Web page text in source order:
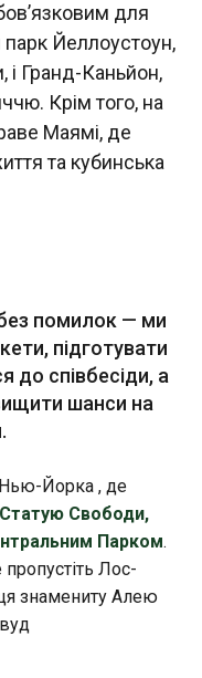
для
парк Йеллоустоун,
і Гранд-Каньйон,
Крім того, на
Маямі, де
та кубинська
помилок — ми
підготувати
до співбесіди, а
шанси на
Йорка , де
Статую Свободи,
Парком.
Лос-
знамениту Алею